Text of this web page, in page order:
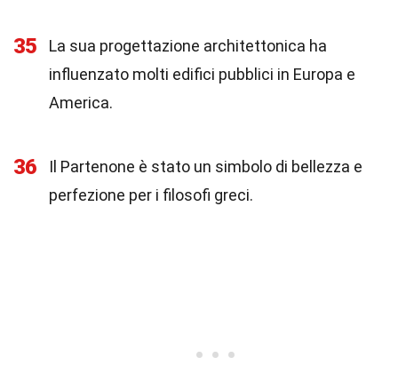
35
La sua progettazione architettonica ha
influenzato molti edifici pubblici in Europa e
America.
36
Il Partenone è stato un simbolo di bellezza e
perfezione per i filosofi greci.